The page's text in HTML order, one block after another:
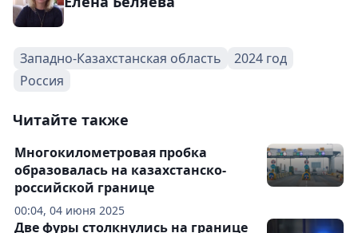
Западно-Казахстанская область
2024 год
Россия
Читайте также
00:04, 04 июня 2025
Многокилометровая пробка
образовалась на казахстанско-
российской границе
Две фуры столкнулись на границе